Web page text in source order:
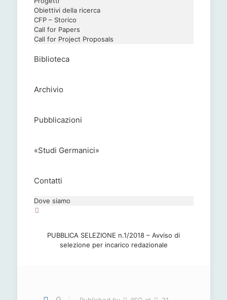
Obiettivi della ricerca
CFP – Storico
Call for Papers
Call for Project Proposals
Biblioteca
Archivio
Pubblicazioni
«Studi Germanici»
Contatti
Dove siamo
PUBBLICA SELEZIONE n.1/2018 – Avviso di
selezione per incarico redazionale